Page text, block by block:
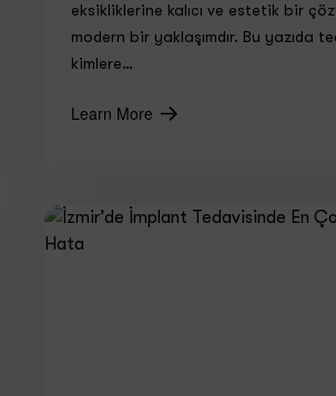
eksikliklerine kalıcı ve estetik bir
modern bir yaklaşımdır. Bu yazıda
kimlere…
Learn More